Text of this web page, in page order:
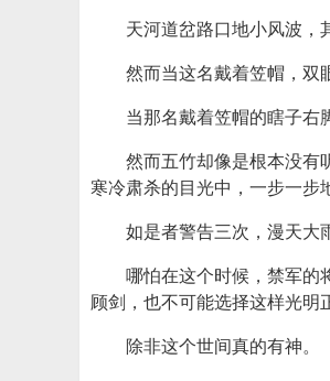
天河道岔路口地小风波，
然而当这名戴着笠帽，双
当那名戴着笠帽的瞎子右
然而五竹却像是根本没有
寒冷肃杀的目光中，一步一步
如是者警告三次，漫天大
哪怕在这个时候，禁军的
顾剑，也不可能选择这样光明
除非这个世间真的有神。